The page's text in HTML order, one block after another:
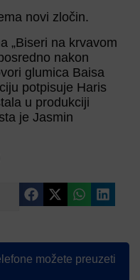
novi zločin.
„Biseri na krvavom
nakon
glumica Baisa
potpisuje Haris
u produkciji
je Jasmin
možete preuzeti